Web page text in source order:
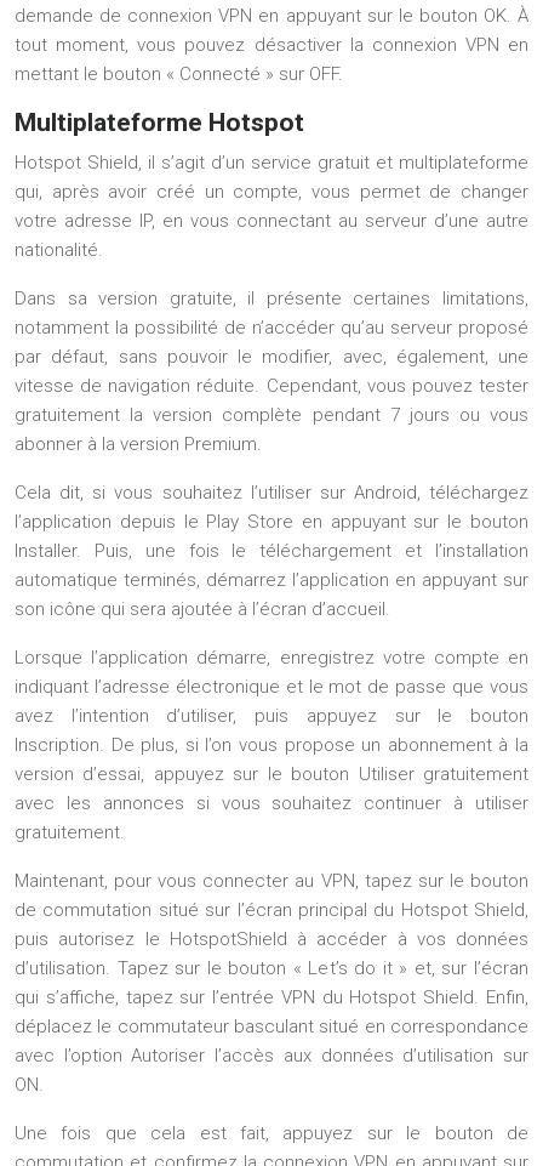
demande de connexion VPN en appuyant sur le bouton OK. À
tout moment, vous pouvez désactiver la connexion VPN en
mettant le bouton « Connecté » sur OFF.
Multiplateforme Hotspot
Hotspot Shield, il s’agit d’un service gratuit et multiplateforme
qui, après avoir créé un compte, vous permet de changer
votre adresse IP, en vous connectant au serveur d’une autre
nationalité.
Dans sa version gratuite, il présente certaines limitations,
notamment la possibilité de n’accéder qu’au serveur proposé
par défaut, sans pouvoir le modifier, avec, également, une
vitesse de navigation réduite. Cependant, vous pouvez tester
gratuitement la version complète pendant 7 jours ou vous
abonner à la version Premium.
Cela dit, si vous souhaitez l’utiliser sur Android, téléchargez
l’application depuis le Play Store en appuyant sur le bouton
Installer. Puis, une fois le téléchargement et l’installation
automatique terminés, démarrez l’application en appuyant sur
son icône qui sera ajoutée à l’écran d’accueil.
Lorsque l’application démarre, enregistrez votre compte en
indiquant l’adresse électronique et le mot de passe que vous
avez l’intention d’utiliser, puis appuyez sur le bouton
Inscription. De plus, si l’on vous propose un abonnement à la
version d’essai, appuyez sur le bouton Utiliser gratuitement
avec les annonces si vous souhaitez continuer à utiliser
gratuitement.
Maintenant, pour vous connecter au VPN, tapez sur le bouton
de commutation situé sur l’écran principal du Hotspot Shield,
puis autorisez le HotspotShield à accéder à vos données
d’utilisation. Tapez sur le bouton « Let’s do it » et, sur l’écran
qui s’affiche, tapez sur l’entrée VPN du Hotspot Shield. Enfin,
déplacez le commutateur basculant situé en correspondance
avec l’option Autoriser l’accès aux données d’utilisation sur
ON.
Une fois que cela est fait, appuyez sur le bouton de